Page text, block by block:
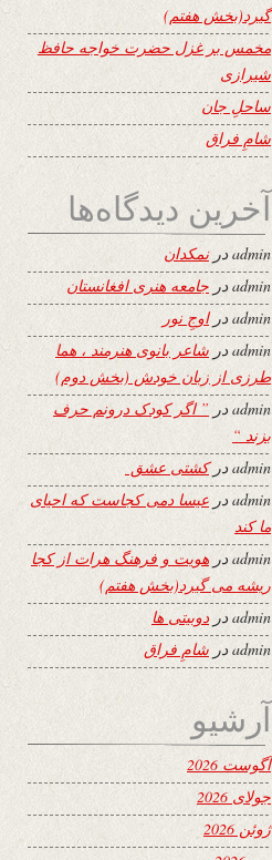
گیرد(بخش هفتم)
مخمس بر غزل حضرت خواجه حافظ
شیرازی
ساحلِ جان
شامِ فراق
آخرین دیدگاه‌ها
adminدرنمکدان
adminدر جامعه هنری افغانستان
adminدراوجِ نور
adminدر شاعر بانوی هنرمند ، هما
طرزی از زبان خودش (بخش دوم)
adminدر ” اگر کودک درونم حرف
بزند “
adminدرکشتی عشق
adminدر عیسا دمی کجاست که احیای
ما کند
adminدر هویت و فرهنگ هرات از کجا
ریشه می گیرد(بخش هفتم)
adminدردوبیتی ها
admin در شامِ فراق
آرشیو
آگوست 2026
جولای 2026
ژوئن 2026